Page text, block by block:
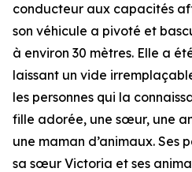
conducteur aux capacités
son véhicule a pivoté et
à environ 30 mètres. Elle a
laissant un vide
les personnes qui la
fille adorée, une sœur, une
une maman d’animaux. Ses
sa sœur Victoria et ses